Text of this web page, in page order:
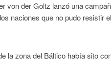
von der Goltz lanzó una
naciones que no pudo resistir
la zona del Báltico había sito